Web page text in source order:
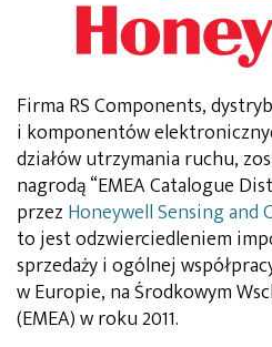
Firma RS Components,
i komponentów
działów utrzymania ruchu,
nagrodą “EMEA Catalogue
przez Honeywell Sensing and
to jest odzwierciedleniem
sprzedaży i ogólnej
w Europie, na Środkowym
(EMEA) w roku 2011.